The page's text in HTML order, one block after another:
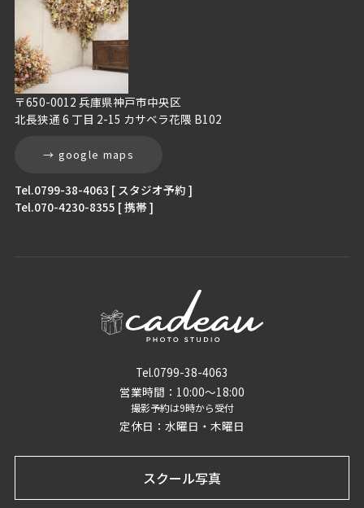
〒650-0012 兵庫県神戸市中央区
北長狭通 6 丁目 2-15 カサベラ花隈 B102
→ google maps
Tel.0799-38-4063 [ スタジオ予約 ]
Tel.070-4230-8355 [ 携帯 ]
Tel.0799-38-4063
営業時間：10:00〜18:00
撮影予約は9時から受付
定休日：水曜日・木曜日
スクール写真